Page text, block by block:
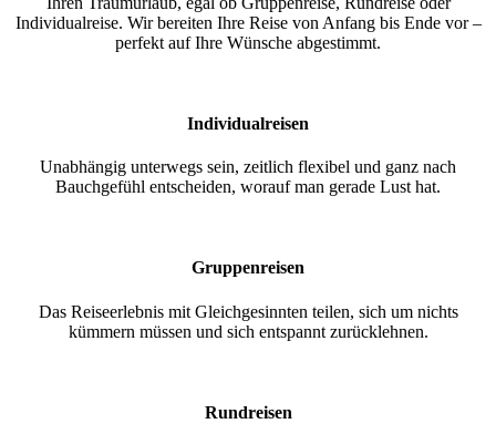
Individualreise. Wir bereiten Ihre Reise von Anfang bis Ende vor –
perfekt auf Ihre Wünsche abgestimmt.
Individualreisen
Unabhängig unterwegs sein, zeitlich flexibel und ganz nach
Bauchgefühl entscheiden, worauf man gerade Lust hat.
Gruppenreisen
Das Reiseerlebnis mit Gleichgesinnten teilen, sich um nichts
kümmern müssen und sich entspannt zurücklehnen.
Rundreisen